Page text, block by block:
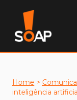
Home >
inteligência